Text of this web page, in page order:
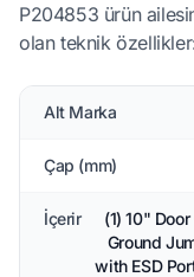
P204853 ürün
olan teknik
Alt Marka
Çap (mm)
İçerir
(1) 10"
Ground
with ESD